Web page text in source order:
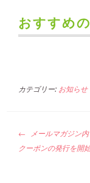
おすすめ
カテゴリー: お知らせ
投
稿
メールマガジン
クーポンの発行を開